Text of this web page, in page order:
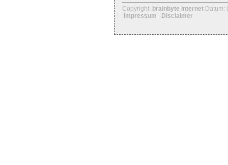
Copyright brainbyte internet Datum:
Impressum
Disclaimer